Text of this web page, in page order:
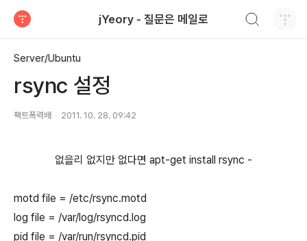
jYeory - 질문은 메일로
Server/Ubuntu
rsync 설정
팩트폭력배 2011. 10. 28. 09:42
없을리 없지만 없다면 apt-get install rsync -
motd file = /etc/rsync.motd
log file = /var/log/rsyncd.log
pid file = /var/run/rsyncd.pid